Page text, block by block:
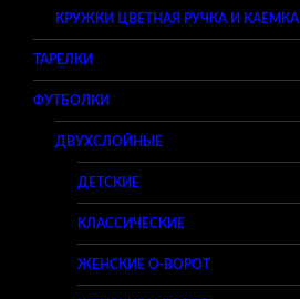
КРУЖКИ ЦВЕТНАЯ РУЧКА И КАЕМКА
ТАРЕЛКИ
ФУТБОЛКИ
ДВУХСЛОЙНЫЕ
ДЕТСКИЕ
КЛАССИЧЕСКИЕ
ЖЕНСКИЕ O-ВОРОТ